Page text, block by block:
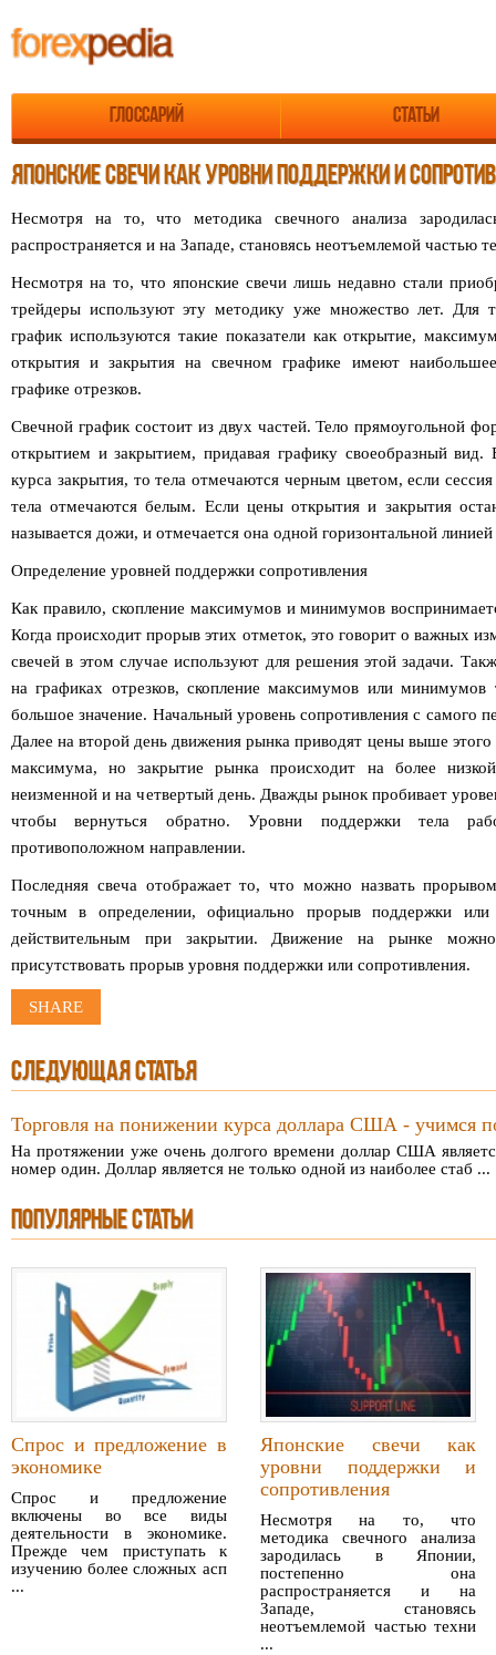
Глоссарий Статьи
ЯПОНСКИЕ СВЕЧИ КАК УРОВНИ ПОДДЕРЖКИ И
Несмотря на то, что методика свечного анализа
распространяется и на Западе, становясь неотъемлемой частью
Несмотря на то, что японские свечи лишь недавно стали
трейдеры используют эту методику уже множество лет. Для
график используются такие показатели как открытие,
открытия и закрытия на свечном графике имеют
графике отрезков.
Свечной график состоит из двух частей. Тело прямоугольной
открытием и закрытием, придавая графику своеобразный
курса закрытия, то тела отмечаются черным цветом, если
тела отмечаются белым. Если цены открытия и закрытия
называется дожи, и отмечается она одной горизонтальной
Определение уровней поддержки сопротивления
Как правило, скопление максимумов и минимумов
Когда происходит прорыв этих отметок, это говорит о важных
свечей в этом случае используют для решения этой задачи.
на графиках отрезков, скопление максимумов или
большое значение. Начальный уровень сопротивления с самого
Далее на второй день движения рынка приводят цены выше
максимума, но закрытие рынка происходит на более
неизменной и на четвертый день. Дважды рынок пробивает
чтобы вернуться обратно. Уровни поддержки тела
противоположном направлении.
Последняя свеча отображает то, что можно назвать
точным в определении, официально прорыв поддержки или
действительным при закрытии. Движение на рынке
присутствовать прорыв уровня поддержки или сопротивления.
SHARE
СЛЕДУЮЩАЯ СТАТЬЯ
Торговля на понижении курса доллара США - учимся
На протяжении уже очень долгого времени доллар США
номер один. Доллар является не только одной из наиболее стаб ...
ПОПУЛЯРНЫЕ СТАТЬИ
Спрос и предложение в
экономике
Спрос и предложение
включены во все виды
деятельности в экономике.
Прежде чем приступать к
изучению более сложных асп
...
Японские свечи как
уровни поддержки и
сопротивления
Несмотря на то, что
методика свечного анализа
зародилась в Японии,
постепенно она
распространяется и на
Западе, становясь
неотъемлемой частью техни
...